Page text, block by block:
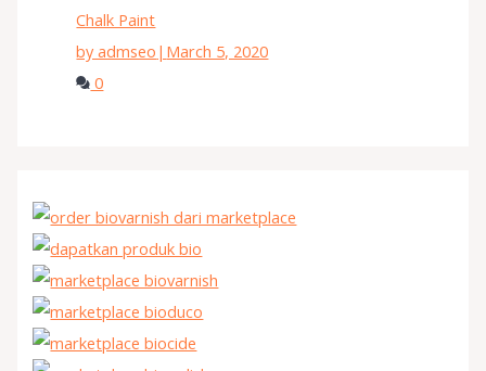
Chalk Paint
by admseo | March 5, 2020
0